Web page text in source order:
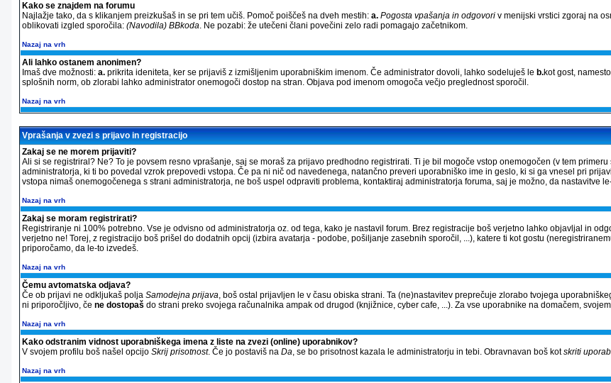
Kako se znajdem na forumu
Najlažje tako, da s klikanjem preizkušaš in se pri tem učiš. Pomoč poiščeš na dveh mestih: a. Pogosta vpašanja in odgovori v menijski vrstici zgoraj na
oblikovati izgled sporočila: (Navodila) BBkoda. Ne pozabi: že utečeni člani povečini zelo radi pomagajo začetnikom.
Nazaj na vrh
Ali lahko ostanem anonimen?
Imaš dve možnosti: a. prikrita ideniteta, ker se prijaviš z izmišljenim uporabniškim imenom. Če administrator dovoli, lahko sodeluješ le b.kot gost,
splošnih norm, ob zlorabi lahko administrator onemogoči dostop na stran. Objava pod imenom omogoča večjo preglednost sporočil.
Nazaj na vrh
Vprašanja v zvezi s prijavo in registracijo
Zakaj se ne morem prijaviti?
Ali si se registriral? Ne? To je povsem resno vprašanje, saj se moraš za prijavo predhodno registrirati. Ti je bil mogoče vstop onemogočen (v tem
administratorja, ki ti bo povedal vzrok prepovedi vstopa. Če pa ni nič od navedenega, natančno preveri uporabniško ime in geslo, ki si ga vnesel pri
vstopa nimaš onemogočenega s strani administratorja, ne boš uspel odpraviti problema, kontaktiraj administratorja foruma, saj je možno, da nastavitve
Nazaj na vrh
Zakaj se moram registrirati?
Registriranje ni 100% potrebno. Vse je odvisno od administratorja oz. od tega, kako je nastavil forum. Brez registracije boš verjetno lahko objavljal in
verjetno ne! Torej, z registracijo boš prišel do dodatnih opcij (izbira avatarja - podobe, pošiljanje zasebnih sporočil, ...), katere ti kot gostu
priporočamo, da le-to izvedeš.
Nazaj na vrh
Čemu avtomatska odjava?
Če ob prijavi ne odkljukaš polja Samodejna prijava, boš ostal prijavljen le v času obiska strani. Ta (ne)nastavitev preprečuje zlorabo tvojega
ni priporočljivo, če ne dostopaš do strani preko svojega računalnika ampak od drugod (knjižnice, cyber cafe, ...). Za vse uporabnike na domačem,
Nazaj na vrh
Kako odstranim vidnost uporabniškega imena z liste na zvezi (online) uporabnikov?
V svojem profilu boš našel opcijo Skrij prisotnost. Če jo postaviš na Da, se bo prisotnost kazala le administratorju in tebi. Obravnavan boš kotskriti
Nazaj na vrh